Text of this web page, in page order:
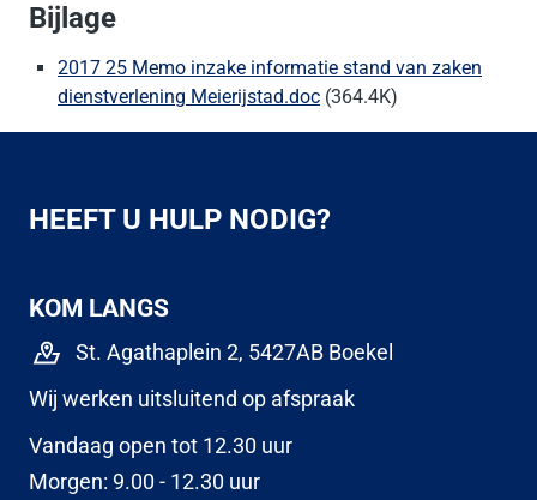
Bijlage
2017 25 Memo inzake informatie stand van zaken
dienstverlening Meierijstad.doc (364.4K)
HEEFT U HULP NODIG?
KOM LANGS
St. Agathaplein 2, 5427AB Boekel
Wij werken uitsluitend op afspraak
Vandaag open tot 12.30 uur
Morgen: 9.00 - 12.30 uur